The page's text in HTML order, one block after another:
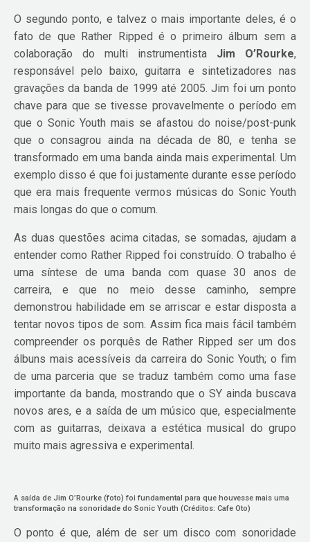
O segundo ponto, e talvez o mais importante deles, é o
fato de que Rather Ripped é o primeiro álbum sem a
colaboração do multi instrumentista Jim O’Rourke,
responsável pelo baixo, guitarra e sintetizadores nas
gravações da banda de 1999 até 2005. Jim foi um ponto
chave para que se tivesse provavelmente o período em
que o Sonic Youth mais se afastou do noise/post-punk
que o consagrou ainda na década de 80, e tenha se
transformado em uma banda ainda mais experimental. Um
exemplo disso é que foi justamente durante esse período
que era mais frequente vermos músicas do Sonic Youth
mais longas do que o comum.
As duas questões acima citadas, se somadas, ajudam a
entender como Rather Ripped foi construído. O trabalho é
uma síntese de uma banda com quase 30 anos de
carreira, e que no meio desse caminho, sempre
demonstrou habilidade em se arriscar e estar disposta a
tentar novos tipos de som. Assim fica mais fácil também
compreender os porquês de Rather Ripped ser um dos
álbuns mais acessíveis da carreira do Sonic Youth; o fim
de uma parceria que se traduz também como uma fase
importante da banda, mostrando que o SY ainda buscava
novos ares, e a saída de um músico que, especialmente
com as guitarras, deixava a estética musical do grupo
muito mais agressiva e experimental.
A saída de Jim O’Rourke (foto) foi fundamental para que houvesse mais uma
transformação na sonoridade do Sonic Youth (Créditos: Cafe Oto)
O ponto é que, além de ser um disco com sonoridade